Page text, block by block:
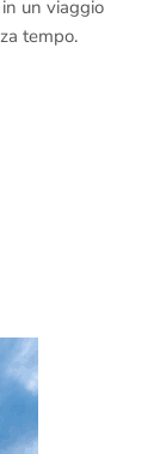
un viaggio
tempo.